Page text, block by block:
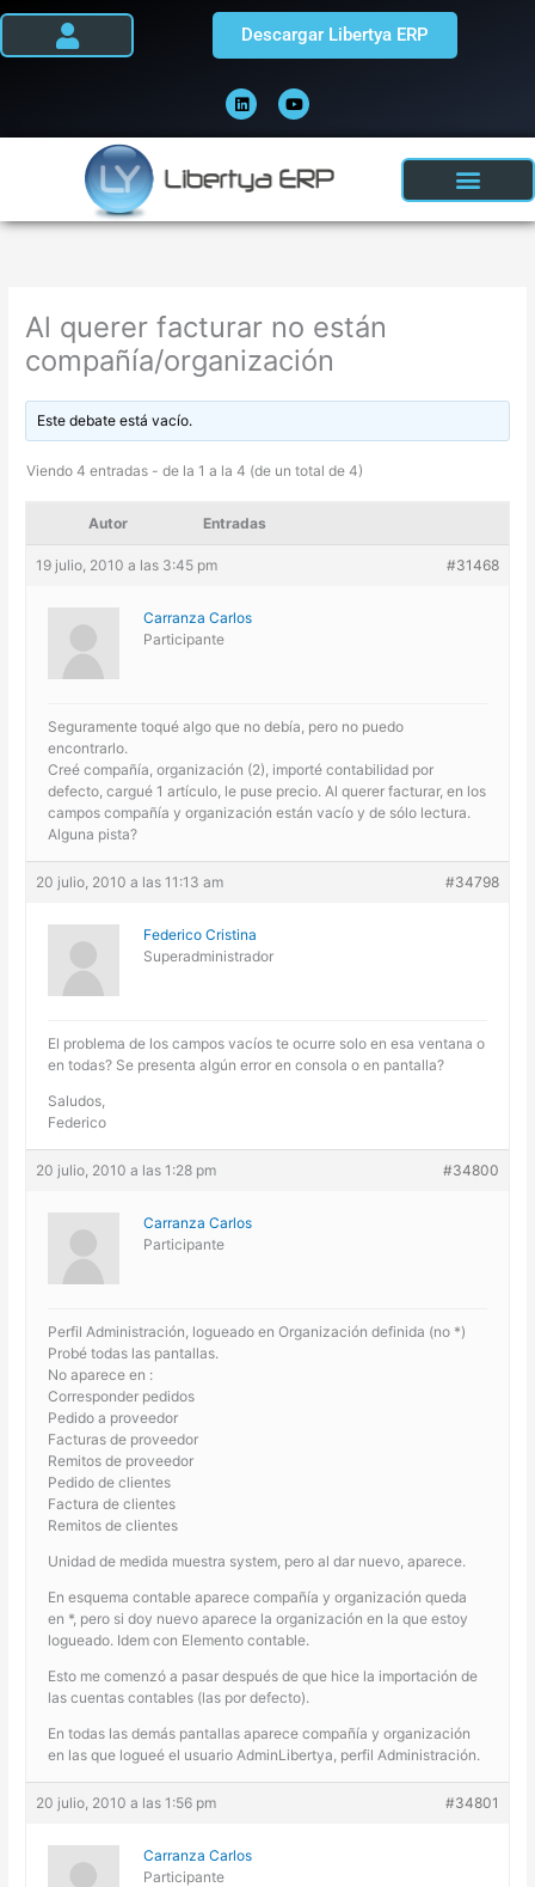
Ir
i
n
k
e
i
n
o
u
t
u
e
Descargar Libertya ERP
Al querer facturar no están
compañía/organización
Este debate está vacío.
Viendo 4 entradas - de la 1 a la 4 (de un total de 4)
Autor Entradas
19 julio, 2010 a las 3:45 pm #31468
Carranza Carlos
Participante
Seguramente toqué algo que no debía, pero no puedo
encontrarlo.
Creé compañía, organización (2), importé contabilidad por
defecto, cargué 1 artículo, le puse precio. Al querer facturar, en los
campos compañía y organización están vacío y de sólo lectura.
Alguna pista?
20 julio, 2010 a las 11:13 am #34798
Federico Cristina
Superadministrador
El problema de los campos vacíos te ocurre solo en esa ventana o
en todas? Se presenta algún error en consola o en pantalla?
Saludos,
Federico
20 julio, 2010 a las 1:28 pm #34800
Carranza Carlos
Participante
Perfil Administración, logueado en Organización definida (no *)
Probé todas las pantallas.
No aparece en :
Corresponder pedidos
Pedido a proveedor
Facturas de proveedor
Remitos de proveedor
Pedido de clientes
Factura de clientes
Remitos de clientes
Unidad de medida muestra system, pero al dar nuevo, aparece.
En esquema contable aparece compañía y organización queda
en *, pero si doy nuevo aparece la organización en la que estoy
logueado. Idem con Elemento contable.
Esto me comenzó a pasar después de que hice la importación de
las cuentas contables (las por defecto).
En todas las demás pantallas aparece compañía y organización
en las que logueé el usuario AdminLibertya, perfil Administración.
20 julio, 2010 a las 1:56 pm #34801
Carranza Carlos
Participante